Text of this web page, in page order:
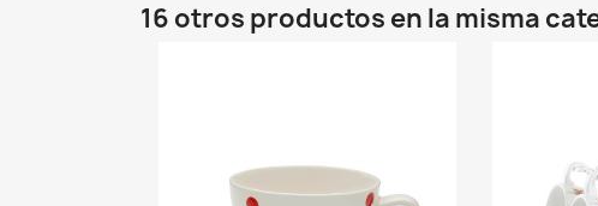
16 otros productos en la misma